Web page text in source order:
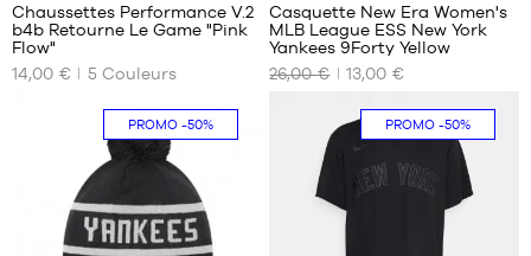
ARTICLE
DURABLE
NOS
TAILLES
DISPONIBLES
Chaussettes Performance V.2
b4b Retourne Le Game "Pink
Flow"
14,00 €
5 Couleurs
NOS
TAILLES
DISPONIBLES
unique
Casquette New Era Women's
MLB League ESS New York
Yankees 9Forty Yellow
26,00 €
13,00 €
PROMO-50% PROMO-50%